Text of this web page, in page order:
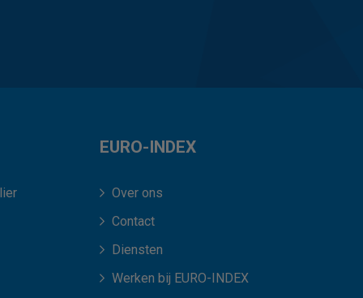
EURO-INDEX
Over ons
Contact
Diensten
Werken bij EURO-INDEX